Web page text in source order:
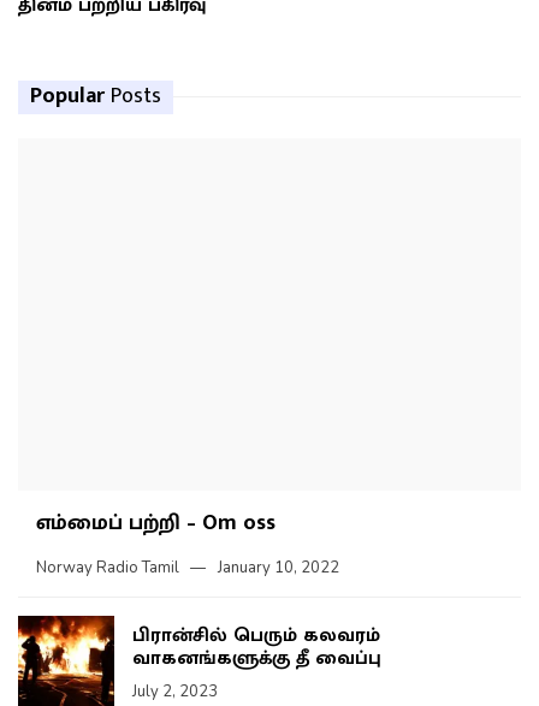
Popular Posts
எம்மைப் பற்றி – Om oss
Norway Radio Tamil January 10, 2022
பிரான்சில் பெரும் கலவரம்
வாகனங்களுக்கு தீ வைப்பு
July 2, 2023